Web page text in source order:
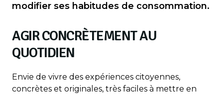
modifier ses habitudes de consommation.
AGIR CONCRÈTEMENT AU
QUOTIDIEN
Envie de vivre des expériences citoyennes,
concrètes et originales, très faciles à mettre en